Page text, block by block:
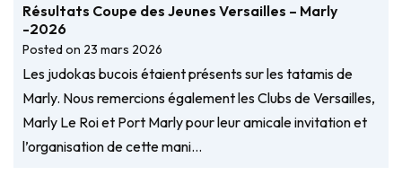
Résultats Coupe des Jeunes Versailles – Marly
-2026
Posted on 23 mars 2026
Les judokas bucois étaient présents sur les tatamis de
Marly. Nous remercions également les Clubs de Versailles,
Marly Le Roi et Port Marly pour leur amicale invitation et
l’organisation de cette mani…